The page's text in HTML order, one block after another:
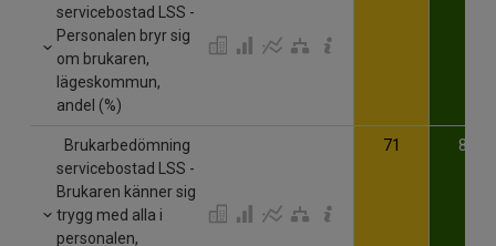
servicebostad LSS -
Personalen bryr sig
om brukaren,
lägeskommun,
andel (%)
Brukarbedömning
servicebostad LSS -
Brukaren känner sig
trygg med alla i
personalen,
71 80